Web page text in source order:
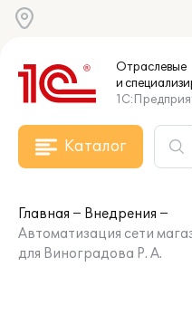
Отраслевые
и
Каталог
Главная
Внедрения
Автоматизация сети
для Виноградова Р. А.